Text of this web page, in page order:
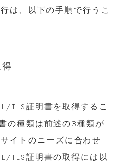
は、以下の手順で行うこ
TLS証明書を取得するこ
の種類は前述の3種類が
イトのニーズに合わせ
TLS証明書の取得には以